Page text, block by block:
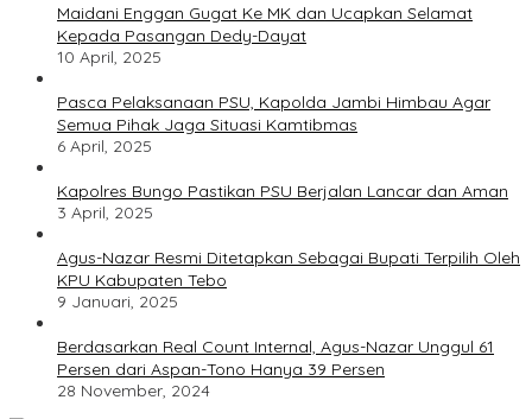
Maidani Enggan Gugat Ke MK dan Ucapkan Selamat
Kepada Pasangan Dedy-Dayat
10 April, 2025
Pasca Pelaksanaan PSU, Kapolda Jambi Himbau Agar
Semua Pihak Jaga Situasi Kamtibmas
6 April, 2025
Kapolres Bungo Pastikan PSU Berjalan Lancar dan Aman
3 April, 2025
Agus-Nazar Resmi Ditetapkan Sebagai Bupati Terpilih Oleh
KPU Kabupaten Tebo
9 Januari, 2025
Berdasarkan Real Count Internal, Agus-Nazar Unggul 61
Persen dari Aspan-Tono Hanya 39 Persen
28 November, 2024